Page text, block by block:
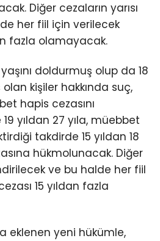
Diğer cezaların yarısı
her fiil için verilecek
fazla olamayacak.
doldurmuş olup da 18
olan kişiler hakkında suç,
hapis cezasını
yıldan 27 yıla, müebbet
takdirde 15 yıldan 18
hükmolunacak. Diğer
ve bu halde her fiil
15 yıldan fazla
eklenen yeni hükümle,